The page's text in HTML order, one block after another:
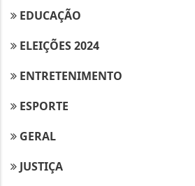
EDUCAÇÃO
ELEIÇÕES 2024
ENTRETENIMENTO
ESPORTE
GERAL
JUSTIÇA